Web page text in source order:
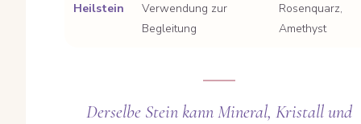
Heilstein
Verwendung zur
Begleitung
Rosenquarz,
Amethyst
Derselbe Stein kann Mineral, Kristall und